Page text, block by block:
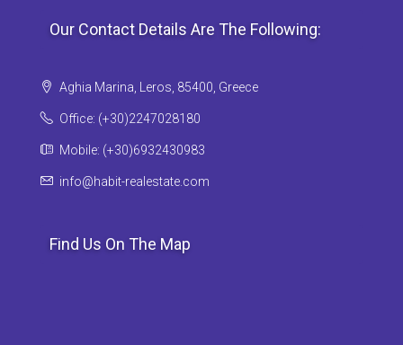
Our Contact Details Are The Following:
Aghia Marina, Leros, 85400, Greece
Office: (+30)2247028180
Mobile: (+30)6932430983
info@habit-realestate.com
Find Us On The Map